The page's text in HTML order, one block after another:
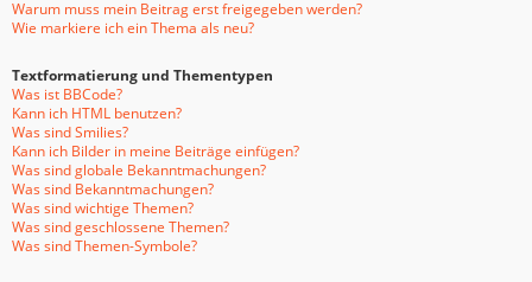
Warum muss mein Beitrag erst freigegeben werden?
Wie markiere ich ein Thema als neu?
Textformatierung und Thementypen
Was ist BBCode?
Kann ich HTML benutzen?
Was sind Smilies?
Kann ich Bilder in meine Beiträge einfügen?
Was sind globale Bekanntmachungen?
Was sind Bekanntmachungen?
Was sind wichtige Themen?
Was sind geschlossene Themen?
Was sind Themen-Symbole?